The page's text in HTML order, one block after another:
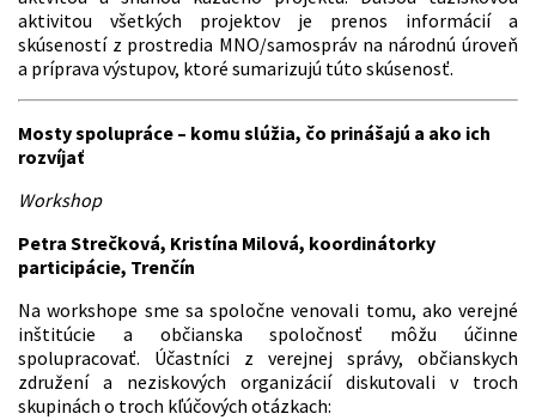
aktivitou všetkých projektov je prenos informácií a
skúseností z prostredia MNO/samospráv na národnú úroveň
a príprava výstupov, ktoré sumarizujú túto skúsenosť.
Mosty spolupráce – komu slúžia, čo prinášajú a ako ich
rozvíjať
Workshop
Petra Strečková, Kristína Milová, koordinátorky
participácie, Trenčín
Na workshope sme sa spoločne venovali tomu, ako verejné
inštitúcie a občianska spoločnosť môžu účinne
spolupracovať. Účastníci z verejnej správy, občianskych
združení a neziskových organizácií diskutovali v troch
skupinách o troch kľúčových otázkach: